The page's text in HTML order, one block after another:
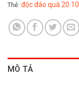
Thẻ: độc đáo quà 20.10
MÔ TẢ